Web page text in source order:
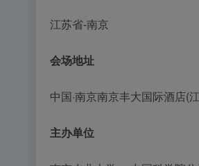
江苏省-南京
会场地址
中国·南京南京丰大国际酒店(
主办单位